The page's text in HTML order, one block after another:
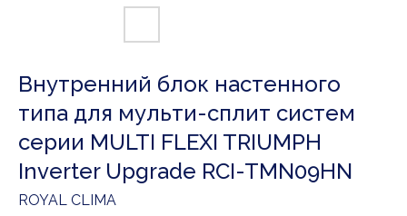
Внутренний блок настенного
типа для мульти-сплит систем
серии MULTI FLEXI TRIUMPH
Inverter Upgrade RCI-TMN09HN
ROYAL CLIMA